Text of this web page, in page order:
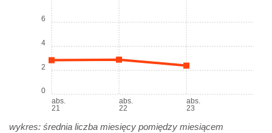
abs.
21
abs.
22
abs.
23
0
2
4
6
wykres: średnia liczba miesięcy pomiędzy miesiącem